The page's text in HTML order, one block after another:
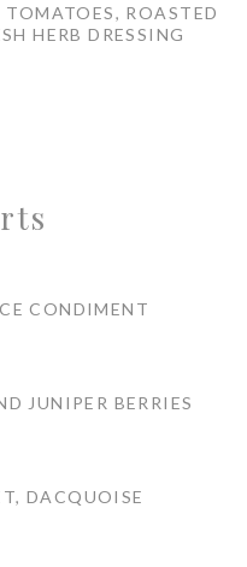
ROASTED
HERB DRESSING
CONDIMENT
JUNIPER BERRIES
DACQUOISE